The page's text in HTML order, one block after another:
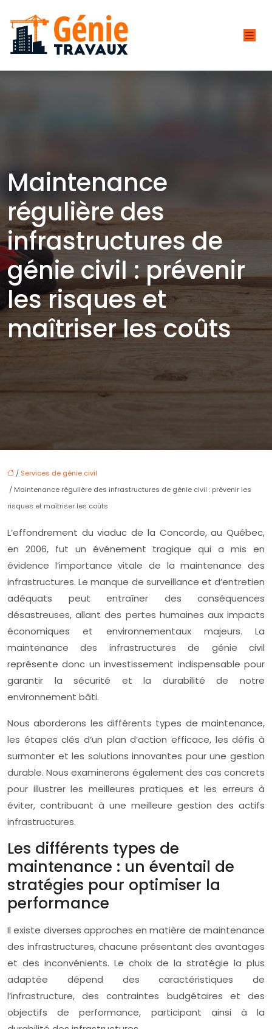
Maintenance
régulière des
infrastructures de
génie civil : prévenir
les risques et
maîtriser les coûts
/ Services de génie civil
/ Maintenance régulière des infrastructures de génie civil : prévenir les
risques et maîtriser les coûts
L’effondrement du viaduc de la Concorde, au Québec,
en 2006, fut un événement tragique qui a mis en
évidence l’importance vitale de la maintenance des
infrastructures. Le manque de surveillance et d’entretien
adéquats peut entraîner des conséquences
désastreuses, allant des pertes humaines aux impacts
économiques et environnementaux majeurs. La
maintenance des infrastructures de génie civil
représente donc un investissement indispensable pour
garantir la sécurité et la durabilité de notre
environnement bâti.
Nous aborderons les différents types de maintenance,
les étapes clés d’un plan d’action efficace, les défis à
surmonter et les solutions innovantes pour une gestion
durable. Nous examinerons également des cas concrets
pour illustrer les meilleures pratiques et les erreurs à
éviter, contribuant à une meilleure gestion des actifs
infrastructures.
Les différents types de
maintenance : un éventail de
stratégies pour optimiser la
performance
Il existe diverses approches en matière de maintenance
des infrastructures, chacune présentant des avantages
et des inconvénients. Le choix de la stratégie la plus
adaptée dépend des caractéristiques de
l’infrastructure, des contraintes budgétaires et des
objectifs de performance, participant ainsi à la